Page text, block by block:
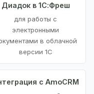
Диадок в 1С:Фреш
для работы с
электронными
в облачной
версии 1С
с AmoCRM